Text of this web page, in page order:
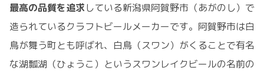
最高の品質を追求している新潟県阿賀野市（あがのし）で
造られているクラフトビールメーカーです。阿賀野市は白
鳥が舞う町とも呼ばれ、白鳥（スワン）がくることで有名
な湖瓢湖（ひょうこ）というスワンレイクビールの名前の